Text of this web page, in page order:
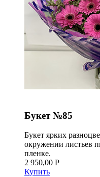
Букет №85
Букет ярких
окружении листьев
пленке.
2 950,00 Р
Купить